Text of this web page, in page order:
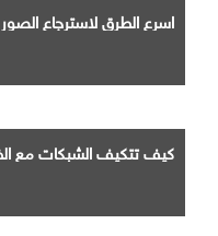
اسرع الطرق لاسترجاع
كيف تتكيف الشبكات مع